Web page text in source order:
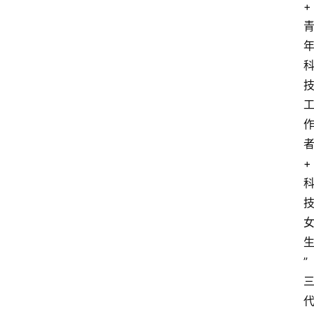
+
青
年
科
技
工
作
者
+
科
技
女
生
”
三
代